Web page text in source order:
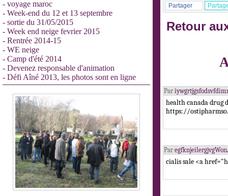
- voyage maroc
- Week-end du 12 et 13 septembre
- sortie du 31/05/2015
- Week end neige fevrier 2015
- Rentrée 2014-15
- WE neige
- Camp d'été 2014
- Devenez responsable d'animation
- Défi Aîné 2013, les photos sont en ligne
Partager
Retour
Par
health canada drug
https://
Par
cialis sale <a